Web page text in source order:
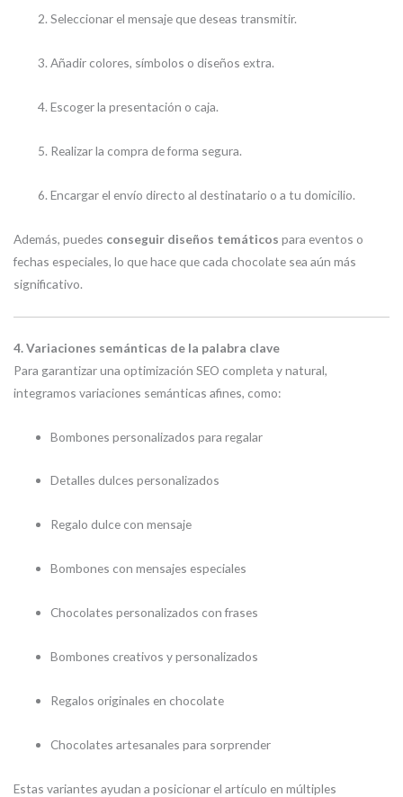
Seleccionar el mensaje que deseas transmitir.
Añadir colores, símbolos o diseños extra.
Escoger la presentación o caja.
Realizar la compra de forma segura.
Encargar el envío directo al destinatario o a tu domicilio.
Además, puedes conseguir diseños temáticos para eventos o
fechas especiales, lo que hace que cada chocolate sea aún más
significativo.
4. Variaciones semánticas de la palabra clave
Para garantizar una optimización SEO completa y natural,
integramos variaciones semánticas afines, como:
Bombones personalizados para regalar
Detalles dulces personalizados
Regalo dulce con mensaje
Bombones con mensajes especiales
Chocolates personalizados con frases
Bombones creativos y personalizados
Regalos originales en chocolate
Chocolates artesanales para sorprender
Estas variantes ayudan a posicionar el artículo en múltiples